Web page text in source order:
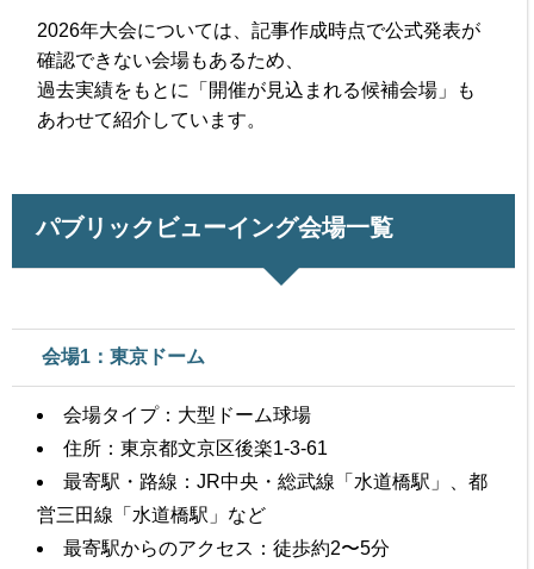
2026年大会については、記事作成時点で公式発表が
確認できない会場もあるため、
過去実績をもとに「開催が見込まれる候補会場」も
あわせて紹介しています。
パブリックビューイング会場一覧
会場1：東京ドーム
会場タイプ：大型ドーム球場
住所：東京都文京区後楽1-3-61
最寄駅・路線：JR中央・総武線「水道橋駅」、都
営三田線「水道橋駅」など
最寄駅からのアクセス：徒歩約2〜5分